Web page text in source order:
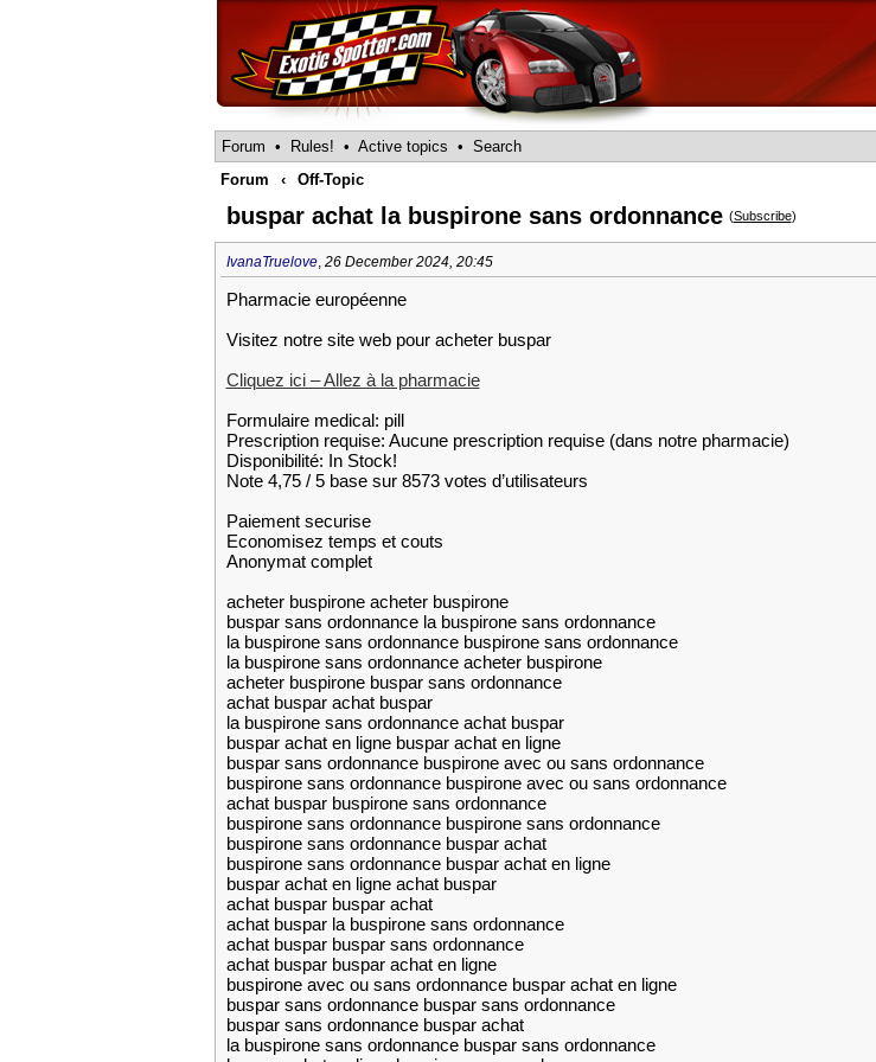
Forum • Rules! • Active topics • Search
Forum
‹ Off-Topic
buspar achat la buspirone sans ordonnance (Subscribe)
IvanaTruelove, 26 December 2024, 20:45
Pharmacie européenne
Visitez notre site web pour acheter buspar
Cliquez ici – Allez à la pharmacie
Formulaire medical: pill
Prescription requise: Aucune prescription requise (dans notre pharmacie)
Disponibilité: In Stock!
Note 4,75 / 5 base sur 8573 votes d’utilisateurs
Paiement securise
Economisez temps et couts
Anonymat complet
acheter buspirone acheter buspirone
buspar sans ordonnance la buspirone sans ordonnance
la buspirone sans ordonnance buspirone sans ordonnance
la buspirone sans ordonnance acheter buspirone
acheter buspirone buspar sans ordonnance
achat buspar achat buspar
la buspirone sans ordonnance achat buspar
buspar achat en ligne buspar achat en ligne
buspar sans ordonnance buspirone avec ou sans ordonnance
buspirone sans ordonnance buspirone avec ou sans ordonnance
achat buspar buspirone sans ordonnance
buspirone sans ordonnance buspirone sans ordonnance
buspirone sans ordonnance buspar achat
buspirone sans ordonnance buspar achat en ligne
buspar achat en ligne achat buspar
achat buspar buspar achat
achat buspar la buspirone sans ordonnance
achat buspar buspar sans ordonnance
achat buspar buspar achat en ligne
buspirone avec ou sans ordonnance buspar achat en ligne
buspar sans ordonnance buspar sans ordonnance
buspar sans ordonnance buspar achat
la buspirone sans ordonnance buspar sans ordonnance